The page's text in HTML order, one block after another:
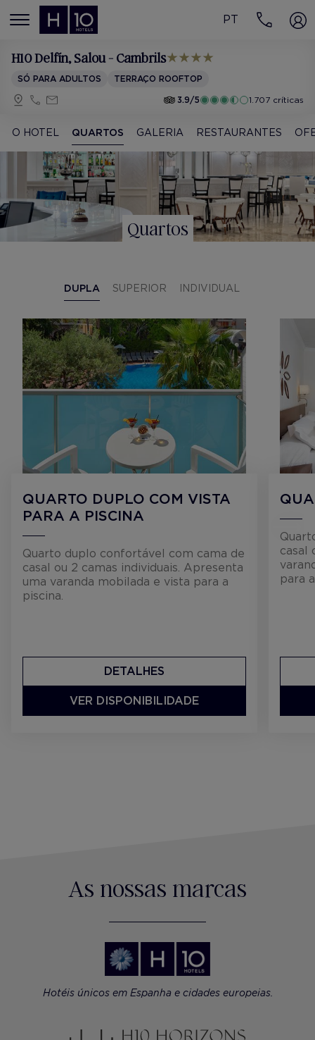
MENÚ
PT
H10 Delfín, Salou - Cambrils
SÓ PARA ADULTOS
TERRAÇO ROOFTOP
3.9/5
1.707 críticas
O HOTEL QUARTOS GALERIA RESTAURANTES
Quartos
DUPLA SUPERIOR INDIVIDUAL
QUARTO DUPLO COM VISTA
PARA A PISCINA
Quarto duplo confortável com cama de
casal ou 2 camas individuais. Apresenta
uma varanda mobilada e vista para a
piscina.
DETALHES
VER DISPONIBILIDADE
casal
para
As nossas marcas
Hotéis únicos em Espanha e cidades europeias.